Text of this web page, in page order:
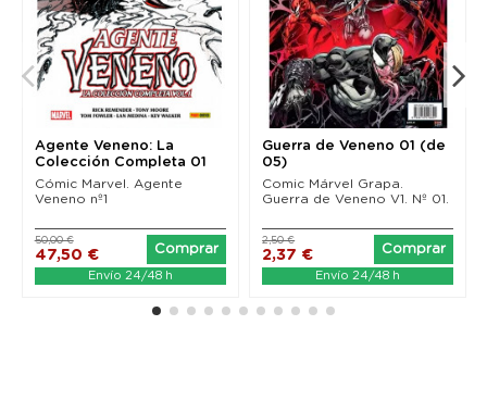
Agente Veneno: La
Colección Completa 01
Cómic Marvel. Agente
Veneno nº1
47,50 €
50,00 €
Comprar
Envío 24/48 h
Guerra de Veneno 01 (de
05)
Comic Márvel Grapa.
Guerra de Veneno V1. Nº 01.
2,37 €
2,50 €
Comprar
Envío 24/48 h